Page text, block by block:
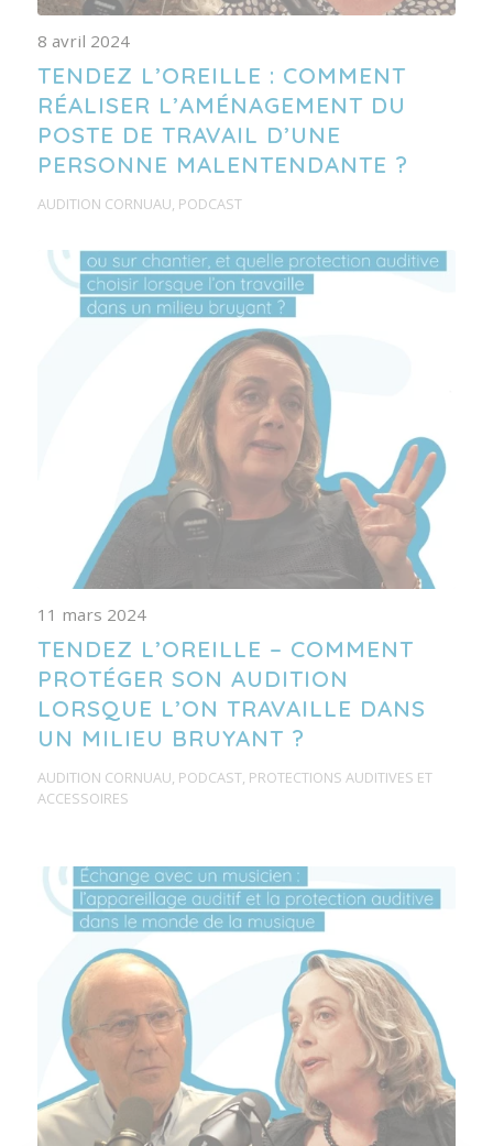
TENDEZ L’OREILLE : COMMENT
RÉALISER L’AMÉNAGEMENT DU
POSTE DE TRAVAIL D’UNE
PERSONNE MALENTENDANTE ?
AUDITION CORNUAU, PODCAST
8 avril 2024
TENDEZ L’OREILLE – COMMENT
PROTÉGER SON AUDITION
LORSQUE L’ON TRAVAILLE DANS
UN MILIEU BRUYANT ?
AUDITION CORNUAU, PODCAST, PROTECTIONS AUDITIVES ET
ACCESSOIRES
11 mars 2024